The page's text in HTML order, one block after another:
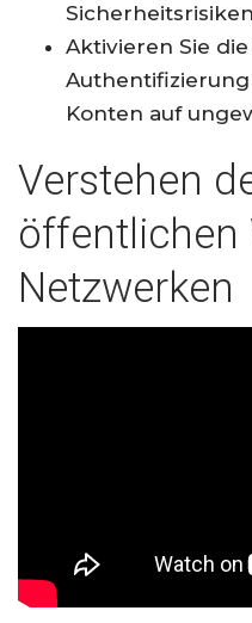
Aktivieren Sie
Konten auf
Verstehen
öffentlichen
Netzwerken